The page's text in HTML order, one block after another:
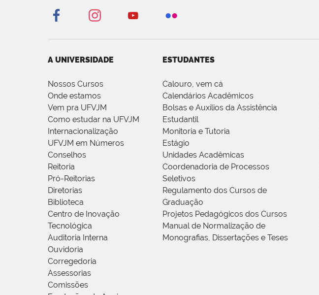
A UNIVERSIDADE
Nossos Cursos
Onde estamos
Vem pra UFVJM
Como estudar na UFVJM
Internacionalização
UFVJM em Números
Conselhos
Reitoria
Pró-Reitorias
Diretorias
Biblioteca
Centro de Inovação
Tecnológica
Auditoria Interna
Ouvidoria
Corregedoria
Assessorias
Comissões
ESTUDANTES
Calouro, vem cá
Calendários Acadêmicos
Bolsas e Auxílios da Assistência
Estudantil
Monitoria e Tutoria
Estágio
Unidades Acadêmicas
Coordenadoria de Processos
Seletivos
Regulamento dos Cursos de
Graduação
Projetos Pedagógicos dos Cursos
Manual de Normalização de
Monografias, Dissertações e Teses